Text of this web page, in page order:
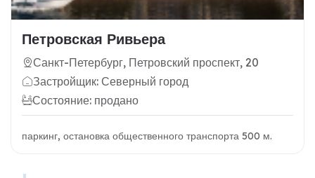
Петровская Ривьера
Санкт-Петербург, Петровский проспект, 20
Застройщик: Северный город
Состояние: продано
паркинг, остановка общественного транспорта 500 м.